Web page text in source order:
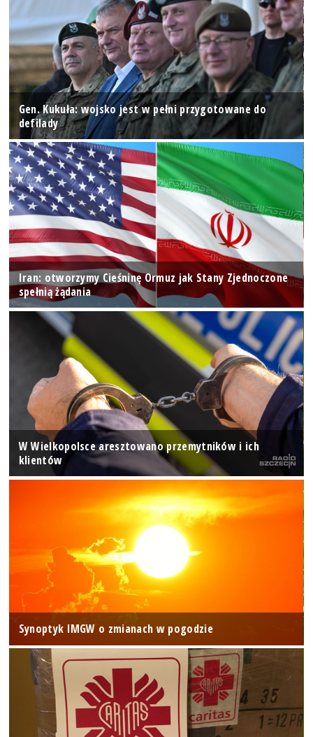
Gen. Kukuła: wojsko jest w pełni przygotowane do
defilady
Iran: otworzymy Cieśninę Ormuz jak Stany Zjednoczone
spełnią żądania
W Wielkopolsce aresztowano przemytników i ich
klientów
Synoptyk IMGW o zmianach w pogodzie